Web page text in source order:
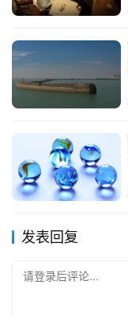
容， 请发送邮件至
发表回复
请登录后评论...